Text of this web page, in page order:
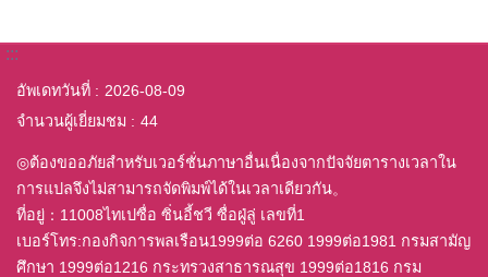
:::
อัพเดทวันที่
2026-08-09
จำนวนผู้เยี่ยมชม
44
◎ต้องขออภัยสำหรับเวอร์ชั่นภาษาอื่นเนื่องจากปัจจัยตารางเวลาใน
การแปลจึงไม่สามารถจัดพิมพ์ได้ในเวลาเดียวกัน。
ที่อยู่：11008ไทเปซื่อ ซิ่นอี้ชวี ซื่อฝู่ลู่ เลขที่1
เบอร์โทร:กองกิจการพลเรือน1999ต่อ 6260 1999ต่อ1981 กรมสามัญ
ศึกษา 1999ต่อ1216 กระทรวงสาธารณสุข 1999ต่อ1816 กรม